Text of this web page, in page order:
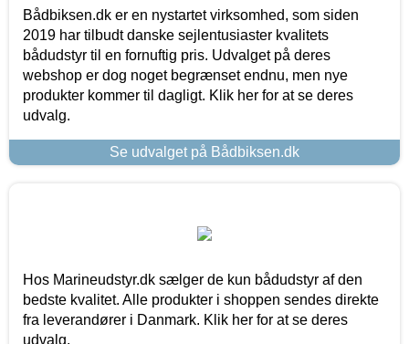
Bådbiksen.dk er en nystartet virksomhed, som siden
2019 har tilbudt danske sejlentusiaster kvalitets
bådudstyr til en fornuftig pris. Udvalget på deres
webshop er dog noget begrænset endnu, men nye
produkter kommer til dagligt. Klik her for at se deres
udvalg.
Se udvalget på Bådbiksen.dk
Hos Marineudstyr.dk sælger de kun bådudstyr af den
bedste kvalitet. Alle produkter i shoppen sendes direkte
fra leverandører i Danmark. Klik her for at se deres
udvalg.